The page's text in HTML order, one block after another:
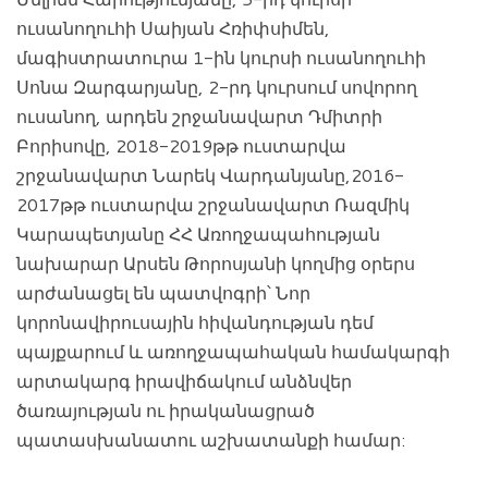
ուսանողուհի Սաիյան Հռիփսիմեն,
մագիստրատուրա 1-ին կուրսի ուսանողուհի
Սոնա Զարգարյանը, 2-րդ կուրսում սովորող
ուսանող, արդեն շրջանավարտ Դմիտրի
Բորիսովը, 2018-2019թթ ուստարվա
շրջանավարտ Նարեկ Վարդանյանը,2016-
2017թթ ուստարվա շրջանավարտ Ռազմիկ
Կարապետյանը ՀՀ Առողջապահության
նախարար Արսեն Թորոսյանի կողմից օրերս
արժանացել են պատվոգրի՝ Նոր
կորոնավիրուսային հիվանդության դեմ
պայքարում և առողջապահական համակարգի
արտակարգ իրավիճակում անձնվեր
ծառայության ու իրականացրած
պատասխանատու աշխատանքի համար: